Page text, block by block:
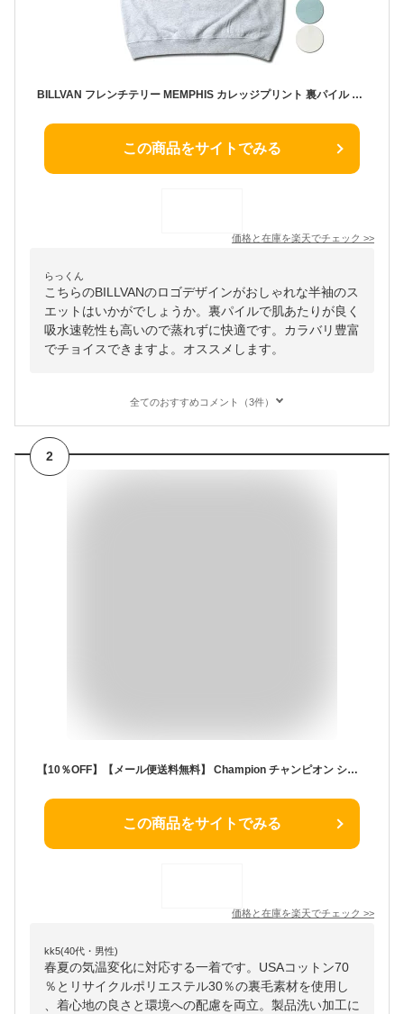
BILLVAN フレンチテリー MEMPHIS カレッジプリント 裏パイル 半袖ライト・スウェット メンズ アメカジ
この商品をサイトでみる
価格と在庫を楽天でチェック >>
らっくん
こちらのBILLVANのロゴデザインがおしゃれな半袖のス
エットはいかがでしょうか。裏パイルで肌あたりが良く
吸水速乾性も高いので蒸れずに快適です。カラバリ豊富
でチョイスできますよ。オススメします。
全てのおすすめコメント（3件）
2
【10％OFF】【メール便送料無料】 Champion チャンピオン ショートスリーブクルーネックスウェットシャツ (裏毛) 25SS / メンズ カレッジ風プリント 半袖スウェット トレーナー 半袖Tシャツ 綿 USAコットン ポリエステル 男性用 C3-B018
この商品をサイトでみる
価格と在庫を楽天でチェック >>
kk5(40代・男性)
春夏の気温変化に対応する一着です。USAコットン70
％とリサイクルポリエステル30％の裏毛素材を使用し
、着心地の良さと環境への配慮を両立。製品洗い加工に